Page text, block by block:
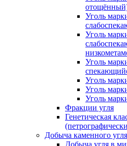
Уголь
Уголь
Уголь
Уголь
Уголь
Уголь
Фракции угля
Генетическая
Добыча каменного угля
Добыча угля в